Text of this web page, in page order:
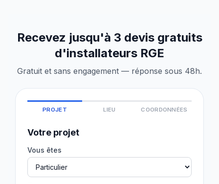
Recevez jusqu'à 3 devis gratuits
d'installateurs RGE
Gratuit et sans engagement — réponse sous 48h.
PROJET LIEU COORDONNÉES
Votre projet
Vous êtes